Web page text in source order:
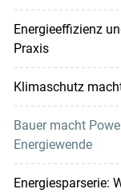
Energieeffizienz
Praxis
Klimaschutz
Bauer macht
Energiewende
Energiesparserie: